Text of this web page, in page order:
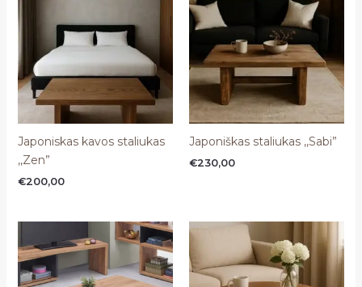
Japoniskas kavos staliukas
,,Zen”
€200,00
Japoniškas staliukas ,,Sabi”
€230,00